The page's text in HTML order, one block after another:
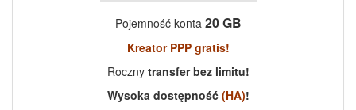
Pojemność konta 20GB
Kreator PPP gratis!
Roczny transfer bez limitu!
Wysoka dostępność(HA)!